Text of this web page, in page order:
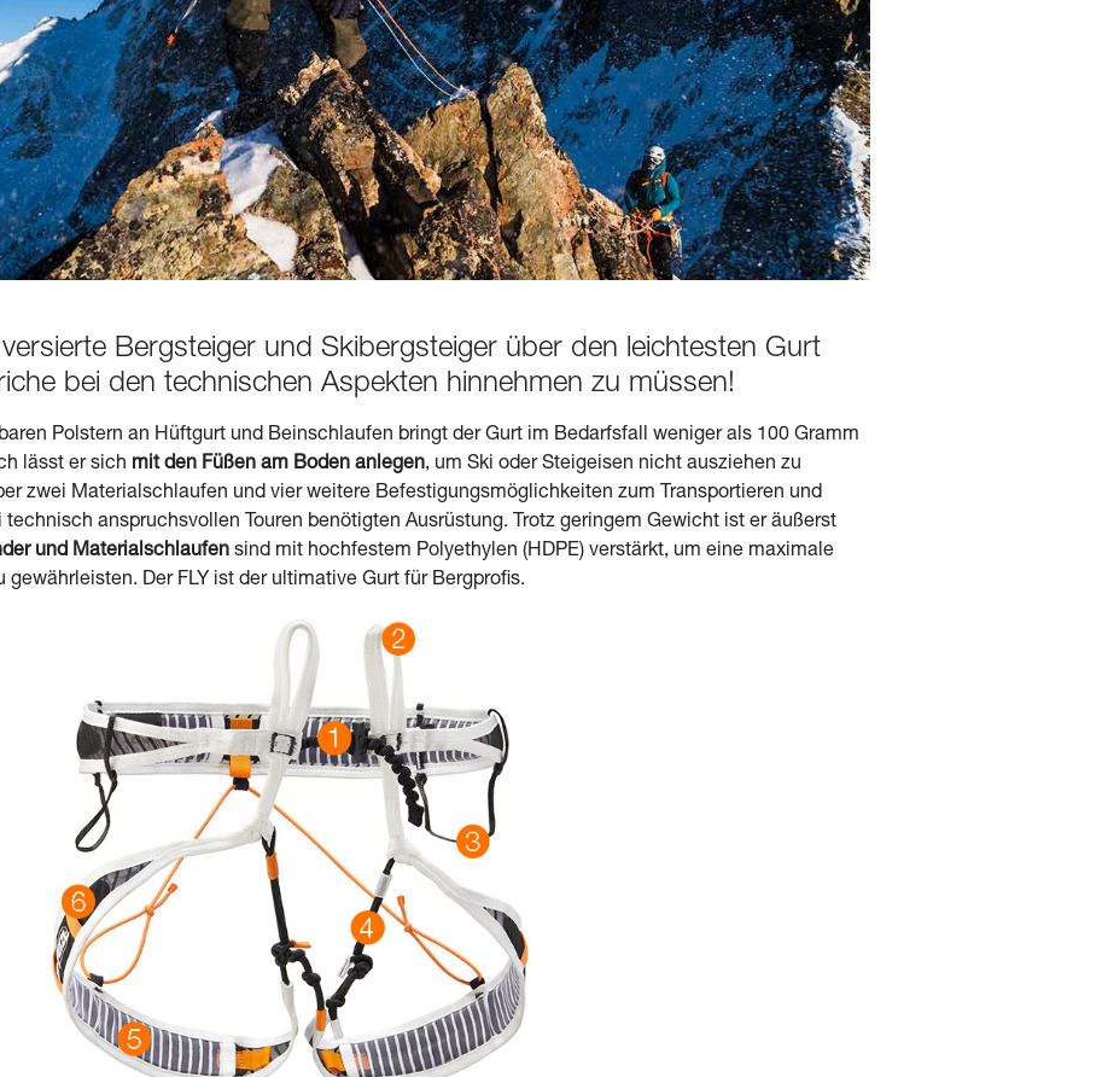
Bergsteiger und Skibergsteiger über den leichtesten Gurt
bei den technischen Aspekten hinnehmen zu müssen!
Polstern an Hüftgurt und Beinschlaufen bringt der Gurt im Bedarfsfall weniger als 100 Gramm
lässt er sich mit den Füßen am Boden anlegen, um Ski oder Steigeisen nicht ausziehen zu
zwei Materialschlaufen und vier weitere Befestigungsmöglichkeiten zum Transportieren und
anspruchsvollen Touren benötigten Ausrüstung. Trotz geringem Gewicht ist er äußerst
und Materialschlaufen sind mit hochfestem Polyethylen (HDPE) verstärkt, um eine maximale
Der FLY ist der ultimative Gurt für Bergprofis.